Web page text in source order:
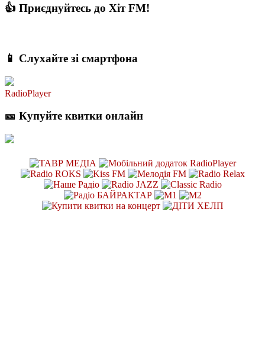
👍 Приєднуйтесь до Хіт FM!
📱 Слухайте зі смартфона
RadioPlayer
🎫 Купуйте квитки онлайн